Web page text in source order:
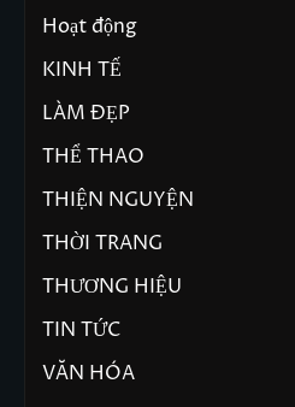
Hoạt động
KINH TẾ
LÀM ĐẸP
THỂ THAO
THIỆN NGUYỆN
THỜI TRANG
THƯƠNG HIỆU
TIN TỨC
VĂN HÓA